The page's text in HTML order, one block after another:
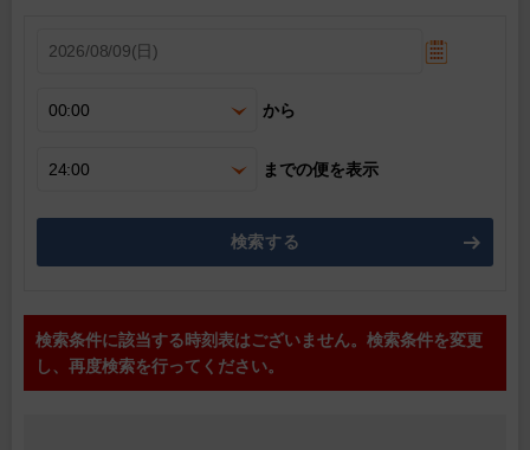
から
までの便を表示
検索する
検索条件に該当する時刻表はございません。検索条件を変更
し、再度検索を行ってください。